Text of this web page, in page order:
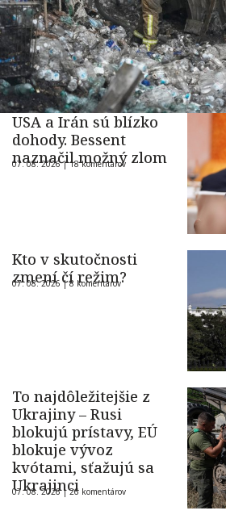
USA a Irán sú blízko
dohody. Bessent
naznačil možný zlom
07. 08. 2026 |18 komentárov
Kto v skutočnosti
zmení čí režim?
07. 08. 2026 |8 komentárov
To najdôležitejšie z
Ukrajiny – Rusi
blokujú prístavy, EÚ
blokuje vývoz
kvótami, sťažujú sa
Ukrajinci
07. 08. 2026 |26 komentárov